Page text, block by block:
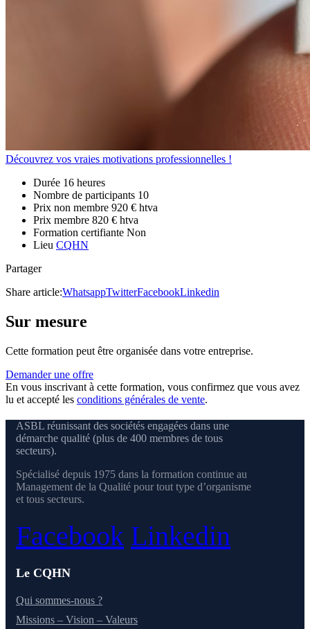
Découvrez vos vraies motivations professionnelles !
Durée 16 heures
Nombre de participants 10
Prix non membre 920 € htva
Prix membre 820 € htva
Formation certifiante Non
Lieu CQHN
Partager
Share article:WhatsappTwitterFacebookLinkedin
Sur mesure
Cette formation peut être organisée dans votre entreprise.
Demander une offre
En vous inscrivant à cette formation, vous confirmez que vous avez
lu et accepté les conditions générales de vente.
ASBL réunissant des sociétés engagées dans une
démarche qualité (plus de 400 membres de tous
secteurs).
Spécialisé depuis 1975 dans la formation continue au
Management de la Qualité pour tout type d’organisme
et tous secteurs.
Facebook Linkedin
Le CQHN
Qui sommes-nous ?
Missions – Vision – Valeurs